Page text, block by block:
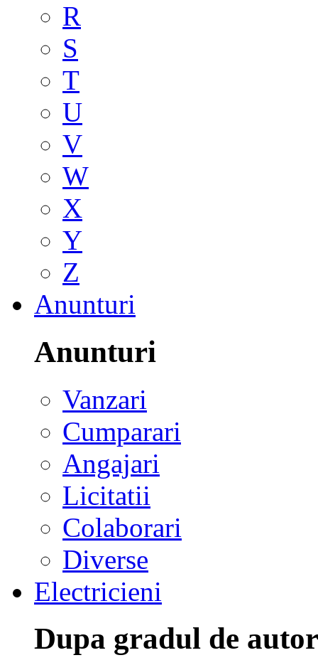
R
S
T
U
V
W
X
Y
Z
Anunturi
Anunturi
Vanzari
Cumparari
Angajari
Licitatii
Colaborari
Diverse
Electricieni
Dupa gradul de